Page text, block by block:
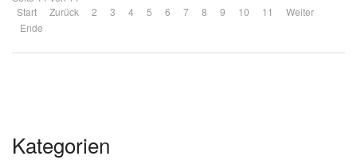
Start
Zurück 2 3 4 5 6 7 8 9 10 11
Weiter
Ende
Kategorien